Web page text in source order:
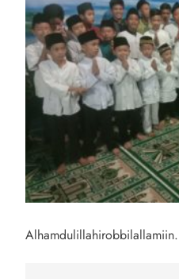
Alhamdulillahirobbilallamiin.